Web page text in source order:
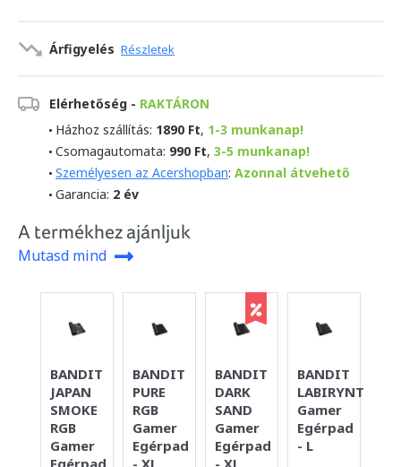
Árfigyelés Részletek
Elérhetőség - RAKTÁRON
Házhoz szállítás: 1890 Ft, 1-3 munkanap!
Csomagautomata: 990 Ft, 3-5 munkanap!
Személyesen az Acershopban: Azonnal átvehető
Garancia: 2 év
A termékhez ajánljuk
Mutasd mind
BANDIT
JAPAN
SMOKE
RGB
Gamer
Egérpad
BANDIT
PURE
RGB
Gamer
Egérpad
- XL
BANDIT
DARK
SAND
Gamer
Egérpad
- XL
BANDIT
LABIRYNTH
Gamer
Egérpad
- L